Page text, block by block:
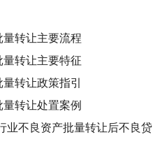
转让主要流程
转让主要特征
转让政策指引
转让处置案例
业不良资产批量转让后不良贷